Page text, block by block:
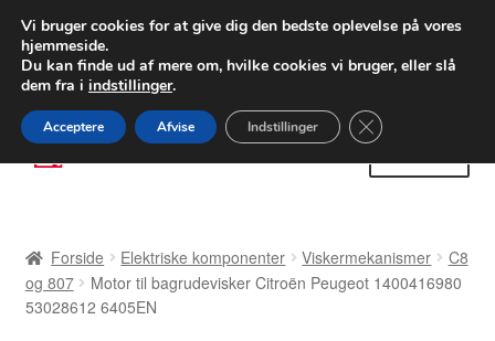
LEVERING fra 55 kr.
FEDEX verdensomspændende forsendelse
80 82 72 02
Spring
til
Spring
til
Betalinger
Forside Elektriske komponenter Viskermekanismer
C8
og 807
Motor til bagrudevisker Citroën Peugeot 1400416980
53028612 6405EN
Vi bruger cookies for at give dig den bedste oplevelse på vores
hjemmeside.
Du kan finde ud af mere om, hvilke cookies vi bruger, eller slå
dem fra i indstillinger.
Acceptere Afvise Indstillinger Close GDPR